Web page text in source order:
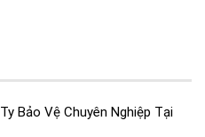
Bảo Vệ Chuyên Nghiệp Tại